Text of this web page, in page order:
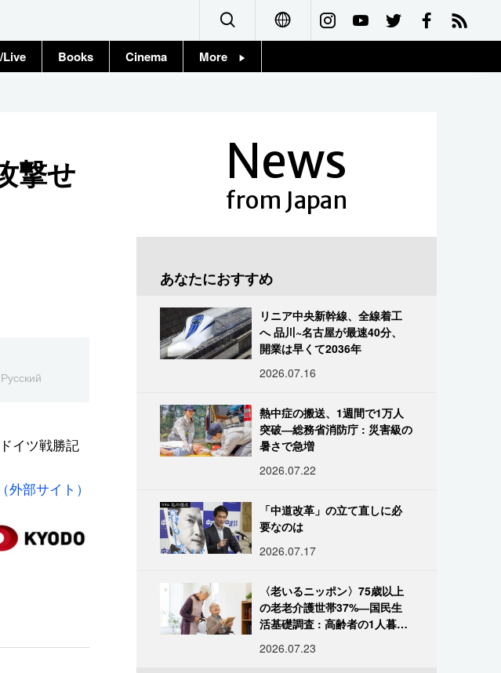
Français
Live Books Cinema More
撃せ
Русский
イツ戦勝記
部サイト）
News
from Japan
あなたにおすすめ
リニア中央新幹線、全線着工
へ 品川~名古屋が最速40分、
開業は早くて2036年
2026.07.16
熱中症の搬送、1週間で1万人
突破―総務省消防庁 : 災害級の
暑さで急増
2026.07.22
「中道改革」の立て直しに必
要なのは
2026.07.17
〈老いるニッポン〉75歳以上
の老老介護世帯37%―国民生
活基礎調査 : 高齢者の1人暮ら
2026.07.23